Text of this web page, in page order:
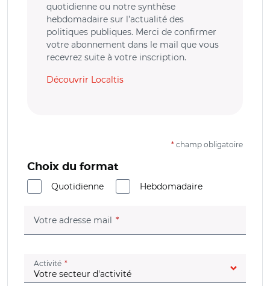
quotidienne ou notre synthèse
hebdomadaire sur l’actualité des
politiques publiques. Merci de confirmer
votre abonnement dans le mail que vous
recevrez suite à votre inscription.
Découvrir Localtis
* champ obligatoire
Choix du format
Quotidienne
Hebdomadaire
Votre adresse mail (champ obligatoire)
Activité (champ obligatoire)